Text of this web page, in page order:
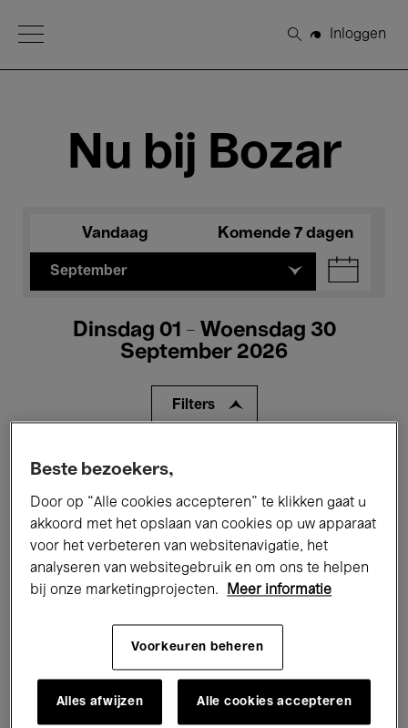
Open Menu
Zoeken
Inloggen
Nu bij Bozar
Vandaag Komende 7 dagen
September
Dinsdag 01 - Woensdag 30
September 2026
Filters
Alle evenementen
Tentoonstellingen Films
Performances Lezingen & Debatten
Jazz Klassieke Muziek Global Music
Voor iedereen Kids’ Palace
Beste bezoekers,
Door op “Alle cookies accepteren” te klikken gaat u
akkoord met het opslaan van cookies op uw apparaat
voor het verbeteren van websitenavigatie, het
analyseren van websitegebruik en om ons te helpen
bij onze marketingprojecten.
Meer informatie
Voorkeuren beheren
Alles afwijzen Alle cookies accepteren